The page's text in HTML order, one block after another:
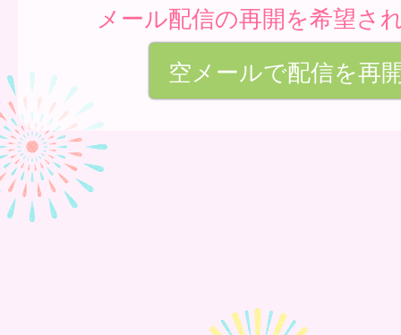
メール配信の再開を希望さ
空メールで配信を再